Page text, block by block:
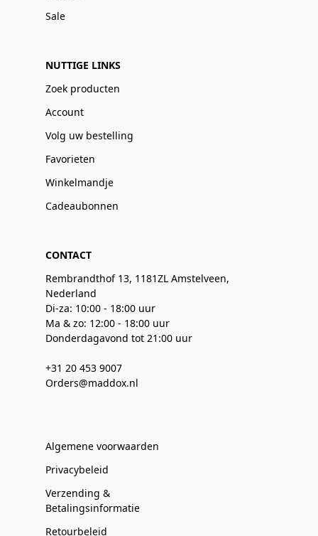
Sale
NUTTIGE LINKS
Zoek producten
Account
Volg uw bestelling
Favorieten
Winkelmandje
Cadeaubonnen
CONTACT
Rembrandthof 13, 1181ZL Amstelveen,
Nederland
Di-za: 10:00 - 18:00 uur
Ma & zo: 12:00 - 18:00 uur
Donderdagavond tot 21:00 uur
+31 20 453 9007
Orders@maddox.nl
Algemene voorwaarden
Privacybeleid
Verzending &
Betalingsinformatie
Retourbeleid